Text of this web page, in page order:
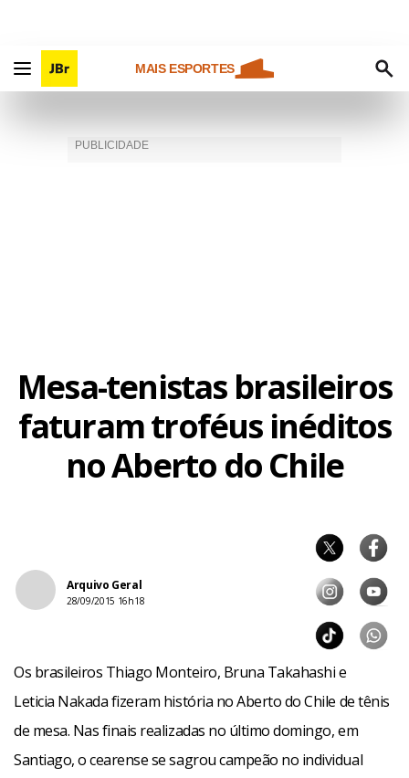
MAIS ESPORTES
Mesa-tenistas brasileiros
faturam troféus inéditos
no Aberto do Chile
Arquivo Geral
28/09/2015 16h18
Os brasileiros Thiago Monteiro, Bruna Takahashi e
Leticia Nakada fizeram história no Aberto do Chile de tênis
de mesa. Nas finais realizadas no último domingo, em
Santiago, o cearense se sagrou campeão no individual